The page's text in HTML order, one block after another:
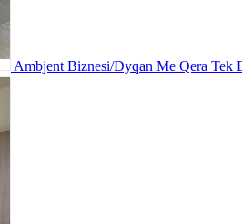
Ambjent Biznesi/Dyqan Me Qera